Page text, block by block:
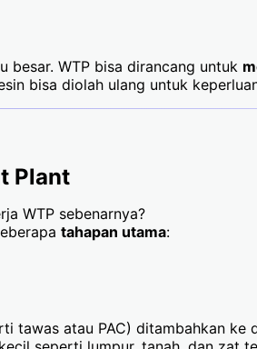
besar. WTP bisa dirancang untuk
bisa diolah ulang untuk
Plant
WTP sebenarnya?
tahapan utama:
tawas atau PAC) ditambahkan ke